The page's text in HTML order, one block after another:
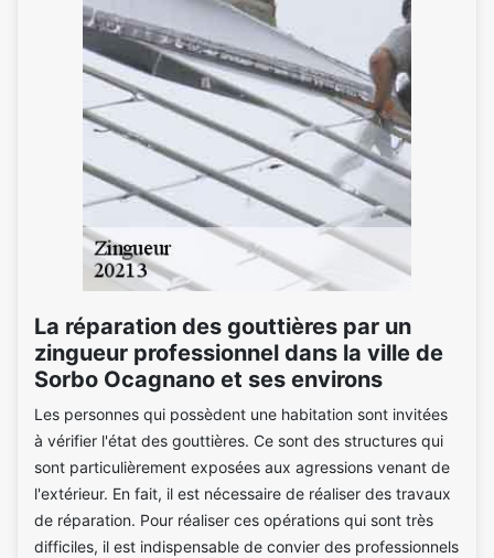
La réparation des gouttières par un
zingueur professionnel dans la ville de
Sorbo Ocagnano et ses environs
Les personnes qui possèdent une habitation sont invitées
à vérifier l'état des gouttières. Ce sont des structures qui
sont particulièrement exposées aux agressions venant de
l'extérieur. En fait, il est nécessaire de réaliser des travaux
de réparation. Pour réaliser ces opérations qui sont très
difficiles, il est indispensable de convier des professionnels